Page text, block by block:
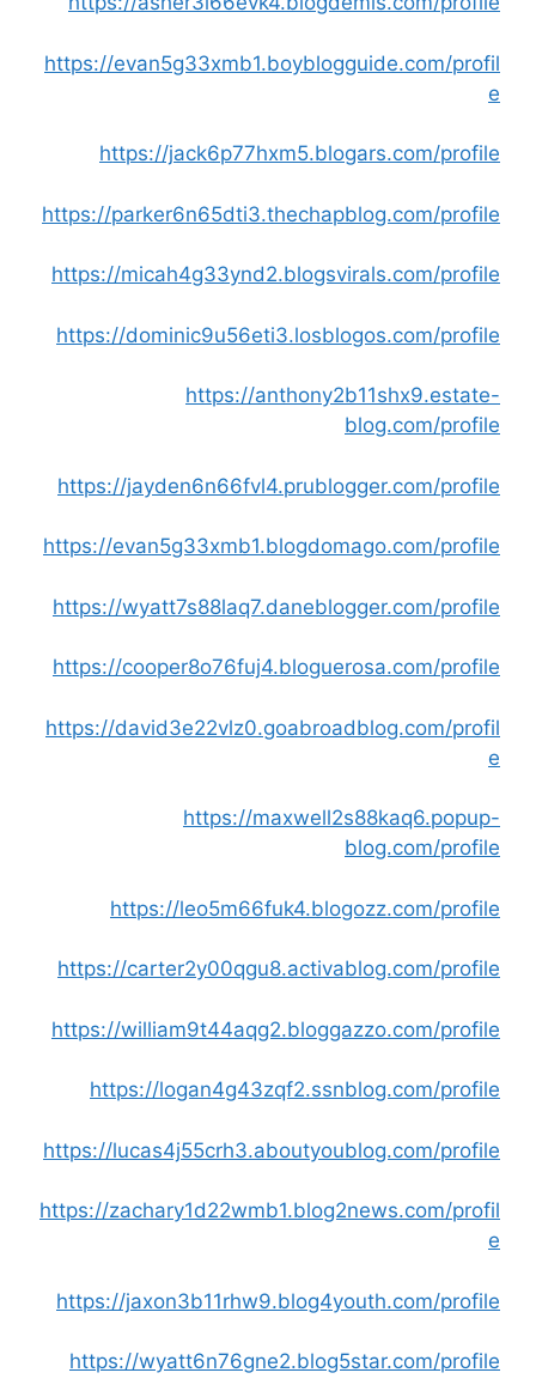
https://evan5g33xmb1.boyblogguide.com/profil
e
https://jack6p77hxm5.blogars.com/profile
https://parker6n65dti3.thechapblog.com/profile
https://micah4g33ynd2.blogsvirals.com/profile
https://dominic9u56eti3.losblogos.com/profile
https://anthony2b11shx9.estate-
blog.com/profile
https://jayden6n66fvl4.prublogger.com/profile
https://evan5g33xmb1.blogdomago.com/profile
https://wyatt7s88laq7.daneblogger.com/profile
https://cooper8o76fuj4.bloguerosa.com/profile
https://david3e22vlz0.goabroadblog.com/profil
e
https://maxwell2s88kaq6.popup-
blog.com/profile
https://leo5m66fuk4.blogozz.com/profile
https://carter2y00qgu8.activablog.com/profile
https://william9t44aqg2.bloggazzo.com/profile
https://logan4g43zqf2.ssnblog.com/profile
https://lucas4j55crh3.aboutyoublog.com/profile
https://zachary1d22wmb1.blog2news.com/profil
e
https://jaxon3b11rhw9.blog4youth.com/profile
https://wyatt6n76gne2.blog5star.com/profile